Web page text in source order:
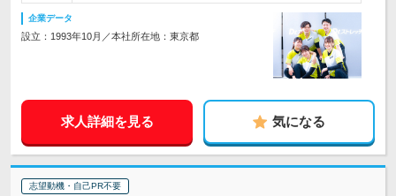
企業データ
設立：1993年10月／本社所在地：東京都
求人詳細を見る 気になる
志望動機・自己PR不要